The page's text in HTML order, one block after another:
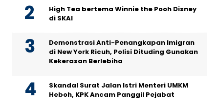
High Tea bertema Winnie the Pooh Disney
di SKAI
Demonstrasi Anti-Penangkapan Imigran
di New York Ricuh, Polisi Dituding Gunakan
Kekerasan Berlebiha
Skandal Surat Jalan Istri Menteri UMKM
Heboh, KPK Ancam Panggil Pejabat